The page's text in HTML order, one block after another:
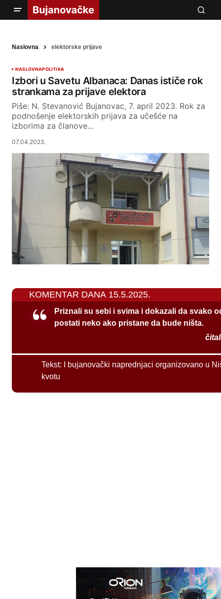
Naslovna elektorske prijave
NASLOVNAPOLITIKA
Izbori u Savetu Albanaca: Danas ističe rok
strankama za prijave elektora
Piše: N. Stevanović Bujanovac, 7. april 2023. Rok za
podnošenje elektorskih prijava za učešće na
izborima za članove…
07.04.2023.
KOMENTAR DANA 15.5.2025.
Priznali su sebi i svima i dokazali da svako
postati neko ako pristane da bude ništa.
Tekst:
I bujanovački naprednjaci organizovano u
kvotu